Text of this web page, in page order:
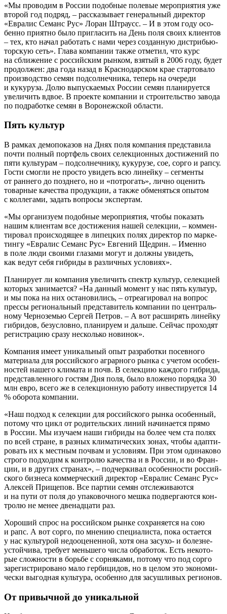
«Мы про­во­дим в Рос­сии подоб­ные поле­вые меро­при­я­тия уже
вто­рой год под­ряд, – рас­ска­зы­ва­ет гене­раль­ный дирек­тор
«Евра­лис Семанс Рус» Лоран Штра­усс. – И в этом году осо­
бен­но при­ят­но было при­гла­сить на День поля сво­их кли­ен­тов
– тех, кто начал рабо­тать с нами через создан­ную дис­три­бью­
тор­скую сеть». Гла­ва ком­па­нии так­же отме­тил, что курс
на сбли­же­ние с рос­сий­ским рын­ком, взя­тый в 2006 году, будет
про­дол­жен: два года назад в Крас­но­дар­ском крае стар­то­ва­ло
про­из­вод­ство семян под­сол­неч­ни­ка, теперь на оче­ре­ди
и куку­ру­за. Долю выпус­ка­е­мых Рос­сии семян пла­ни­ру­ет­ся
уве­ли­чить вдвое. В про­ек­те ком­па­нии и стро­и­тель­ство заво­да
по под­ра­бот­ке семян в Воро­неж­ской области.
Пять культур
В рам­ках демо­по­ка­зов на Днях поля ком­па­ния пред­ста­ви­ла
почти пол­ный порт­фель сво­их селек­ци­он­ных дости­же­ний по
пяти куль­ту­рам – под­сол­неч­ни­ку, куку­ру­зе, сое, сор­го и рап­су.
Гости смог­ли не про­сто уви­деть всю линей­ку – сег­мен­ты
от ран­не­го до позд­не­го, но и «потро­гать», лич­но оце­нить
товар­ные каче­ства про­дук­ции, а так­же обме­нять­ся опы­том
с кол­ле­га­ми, задать вопро­сы экспертам.
«Мы орга­ни­зу­ем подоб­ные меро­при­я­тия, что­бы пока­зать
нашим кли­ен­там все дости­же­ния нашей селек­ции, – ком­мен­
ти­ро­вал про­ис­хо­дя­щее в липец­ких полях дирек­тор по мар­ке­
тин­гу «Евра­лис Семанс Рус» Евге­ний Щед­рин. – Имен­но
в поле люди сво­и­ми гла­за­ми могут и долж­ны уви­деть,
как ведут себя гибри­ды в раз­лич­ных условиях».
Пла­ни­ру­ет ли ком­па­ния уве­ли­чить спектр куль­тур, селек­ци­ей
кото­рых зани­ма­ет­ся? «На дан­ный момент у нас пять куль­тур,
и мы пока на них оста­но­ви­лись, – отре­а­ги­ро­вал на вопрос
прес­сы реги­о­наль­ный пред­ста­ви­тель ком­па­нии по цен­траль­
но­му Чер­но­зе­мью Сер­гей Пет­ров. – А вот рас­ши­рять линей­ку
гибри­дов, без­услов­но, пла­ни­ру­ем и даль­ше. Сей­час про­хо­дят
реги­стра­цию сра­зу несколь­ко новинок».
Ком­па­ния име­ет уни­каль­ный опыт раз­ра­бот­ки посев­но­го
мате­ри­а­ла для рос­сий­ско­го аграр­но­го рын­ка с уче­том осо­бен­
но­стей наше­го кли­ма­та и почв. В селек­цию каж­до­го гибри­да,
пред­став­лен­но­го гостям Дня поля, было вло­же­но поряд­ка 30
млн евро, все­го же в селек­ци­он­ную рабо­ту инве­сти­ру­ет­ся 14
% обо­ро­та компании.
«Наш под­ход к селек­ции для рос­сий­ско­го рын­ка осо­бен­ный,
пото­му что цикл от роди­тель­ских линий начи­на­ет­ся пря­мо
в Рос­сии. Мы изу­ча­ем наши гибри­ды на более чем ста полях
по всей стране, в раз­ных кли­ма­ти­че­ских зонах, что­бы адап­ти­
ро­вать их к мест­ным поч­вам и усло­ви­ям. При этом оди­на­ко­во
стро­го под­хо­дим к кон­тро­лю каче­ства и в Рос­сии, и во Фран­
ции, и в дру­гих стра­нах», – под­чер­ки­вал осо­бен­но­сти рос­сий­
ско­го биз­не­са ком­мер­че­ский дирек­тор «Евра­лис Семанс Рус»
Алек­сей При­ще­пов. Все пар­тии семян отсле­жи­ва­ют­ся
и на пути от поля до упа­ко­воч­но­го меш­ка под­вер­га­ют­ся кон­
тро­лю не менее две­на­дца­ти раз.
Хоро­ший спрос на рос­сий­ском рын­ке сохра­ня­ет­ся на сою
и рапс. А вот сор­го, по мне­нию спе­ци­а­ли­ста, пока оста­ет­ся
у нас куль­ту­рой недо­оце­нен­ной, хотя она засу­хо- и болез­не­
устой­чи­ва, тре­бу­ет мень­ше­го чис­ла обра­бо­ток. Есть неко­то­
рые слож­но­сти в борь­бе с сор­ня­ка­ми, пото­му что под сор­го
заре­ги­стри­ро­ва­но мало гер­би­ци­дов, но в целом это эко­но­ми­
че­ски выгод­ная куль­ту­ра, осо­бен­но для засуш­ли­вых регионов.
От привычной до уникальной